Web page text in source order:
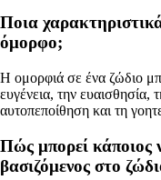
Ποια
όμορφο;
Η ομορφιά σε ένα ζώδιο
ευγένεια, την ευαισθησία,
αυτοπεποίθηση και τη
Πώς μπορεί κάποιος
βασιζόμενος στο